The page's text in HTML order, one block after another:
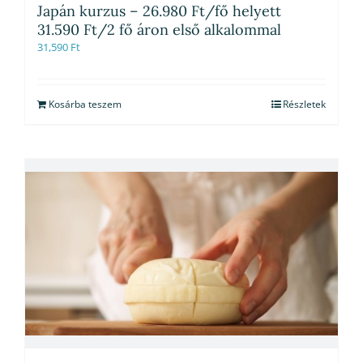
Japán kurzus – 26.980 Ft/fő helyett
31.590 Ft/2 fő áron első alkalommal
31,590 Ft
Kosárba teszem Részletek